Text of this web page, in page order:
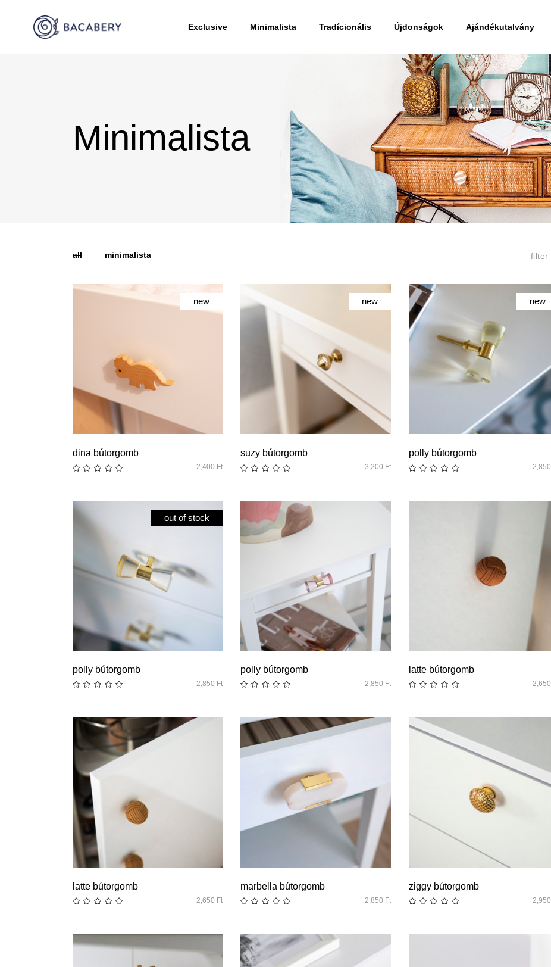
Exclusive Minimalista Tradícionális Újdonságok Ajándékutalvány
Minimalista
all minimalista filter
new
dina bútorgomb
2,400 Ft
new
suzy bútorgomb
3,200 Ft
new
polly bútorgomb
2,850
new
out of stock
polly bútorgomb
2,850 Ft
polly bútorgomb
2,850 Ft
latte bútorgomb
2,650
latte bútorgomb
2,650 Ft
marbella bútorgomb
2,850 Ft
ziggy bútorgomb
2,950